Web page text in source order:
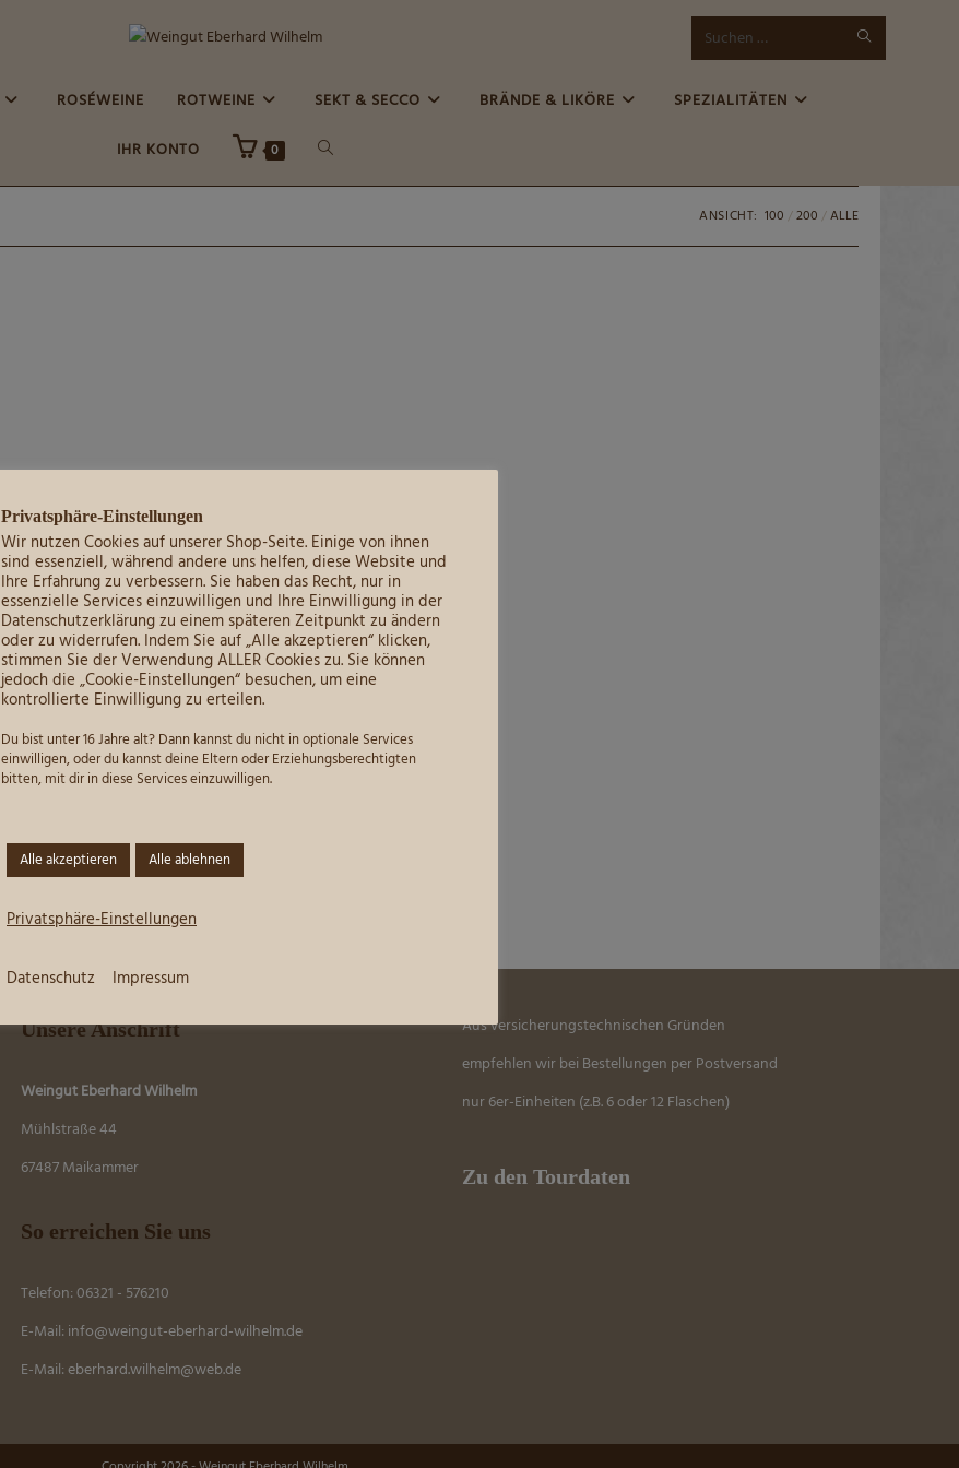
Diese
SUCHE
ROSÉWEINE ROTWEINE SEKT & SECCO BRÄNDE & LIKÖRE
SPEZIALITÄTEN
IHR KONTO
0
WEBSITE-
UMSCHALTEN
ANSICHT: 100 200 ALLE
Unsere Anschrift
Weingut Eberhard Wilhelm
Mühlstraße 44
67487 Maikammer
So erreichen Sie uns
Telefon: 06321 - 576210
E-Mail: info@weingut-eberhard-wilhelm.de
E-Mail:eberhard.wilhelm@web.de
Aus versicherungstechnischen Gründen
empfehlen wir bei Bestellungen per Postversand
nur 6er-Einheiten (z.B. 6 oder 12 Flaschen)
Zu den Tourdaten
Privatsphäre-Einstellungen
Wir nutzen Cookies auf unserer Shop-Seite. Einige von ihnen
sind essenziell, während andere uns helfen, diese Website und
Ihre Erfahrung zu verbessern. Sie haben das Recht, nur in
essenzielle Services einzuwilligen und Ihre Einwilligung in der
Datenschutzerklärung zu einem späteren Zeitpunkt zu ändern
oder zu widerrufen. Indem Sie auf „Alle akzeptieren“ klicken,
stimmen Sie der Verwendung ALLER Cookies zu. Sie können
jedoch die „Cookie-Einstellungen“ besuchen, um eine
kontrollierte Einwilligung zu erteilen.
Du bist unter 16 Jahre alt? Dann kannst du nicht in optionale Services
einwilligen, oder du kannst deine Eltern oder Erziehungsberechtigten
bitten, mit dir in diese Services einzuwilligen.
Alle akzeptieren Alle ablehnen
Privatsphäre-Einstellungen
Datenschutz Impressum